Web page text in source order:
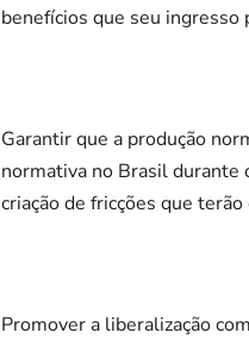
benefícios que seu ingresso
Garantir que a produção
normativa no Brasil durante
criação de fricções que
Promover a liberalização